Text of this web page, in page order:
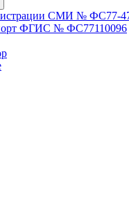
СМИ № ФС77-
ФГИС № ФС77110096